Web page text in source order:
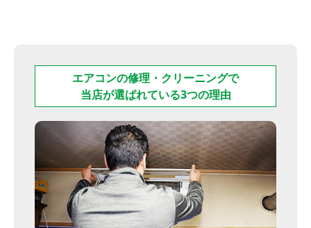
エアコンの修理・クリーニングで
当店が選ばれている3つの理由